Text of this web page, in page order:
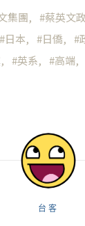
集團 蔡英文
日本 日僑
英系 高端
台客